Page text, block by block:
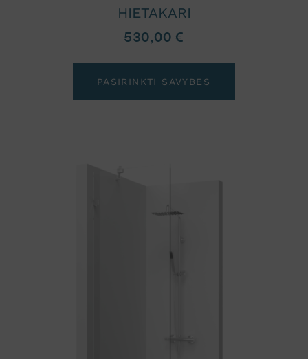
HIETAKARI
530,00€
PASIRINKTI SAVYBES